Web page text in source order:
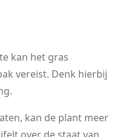
kan het gras
vereist. Denk hierbij
kan de plant meer